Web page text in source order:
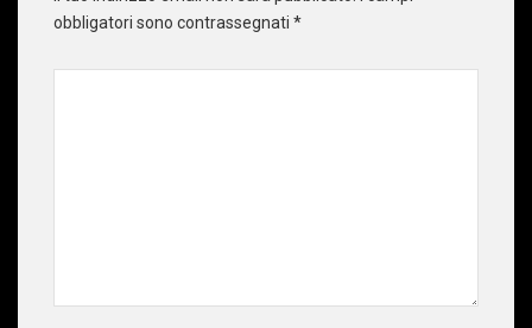
obbligatori sono contrassegnati *